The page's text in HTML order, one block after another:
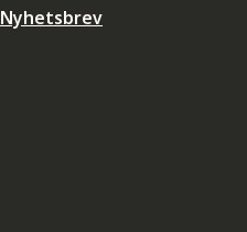
Nyhetsbrev